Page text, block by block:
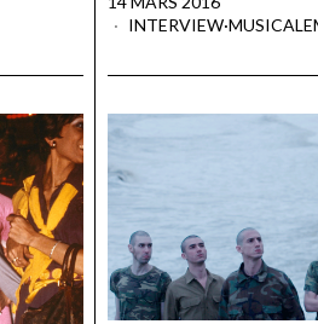
INTERVIEW·